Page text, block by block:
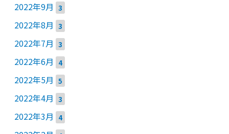
2022年9月 3
2022年8月 3
2022年7月 3
2022年6月 4
2022年5月 5
2022年4月 3
2022年3月 4